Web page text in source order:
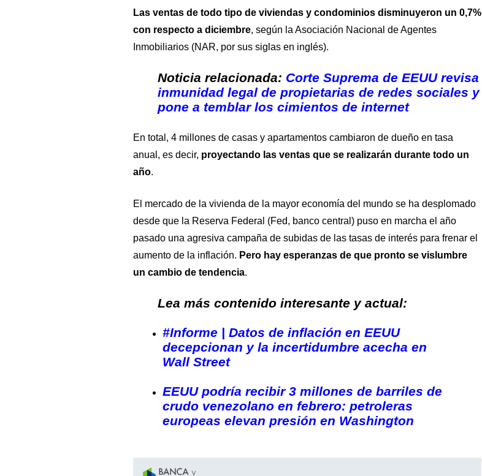
Las ventas de todo tipo de viviendas y condominios disminuyeron un 0,7%
con respecto a diciembre, según la Asociación Nacional de Agentes
Inmobiliarios (NAR, por sus siglas en inglés).
Noticia relacionada: Corte Suprema de EEUU revisa
inmunidad legal de propietarias de redes sociales y
pone a temblar los cimientos de internet
En total, 4 millones de casas y apartamentos cambiaron de dueño en tasa
anual, es decir, proyectando las ventas que se realizarán durante todo un
año.
El mercado de la vivienda de la mayor economía del mundo se ha desplomado
desde que la Reserva Federal (Fed, banco central) puso en marcha el año
pasado una agresiva campaña de subidas de las tasas de interés para frenar el
aumento de la inflación. Pero hay esperanzas de que pronto se vislumbre
un cambio de tendencia.
Lea más contenido interesante y actual:
#Informe | Datos de inflación en EEUU
decepcionan y la incertidumbre acecha en
Wall Street
EEUU podría recibir 3 millones de barriles de
crudo venezolano en febrero: petroleras
europeas elevan presión en Washington